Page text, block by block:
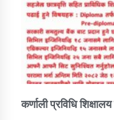
कर्णाली प्रविधि